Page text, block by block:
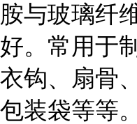
胺与玻璃纤
好。常用于
衣钩、扇骨
包装袋等等